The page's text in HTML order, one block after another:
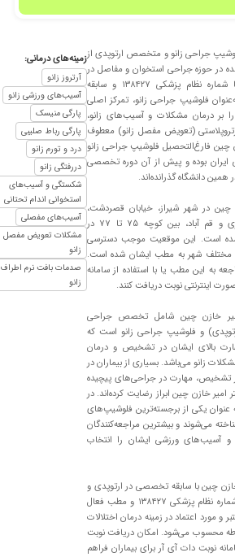
جراحی زانو و متخصص ارتوپدی از
در حوزه جراحی استخوان و مفاصل در
شیراز است. ایشان با شماره نظام پزشکی ۱۳۸۴۲۷ و سابقه
فلوشیپ جراحی زانو، تمرکز اصلی
بر درمان مشکلات و آسیب‌های زانو،
(تعویض مفصل زانو) معطوف
چین فارغ‌التحصیل فلوشیپ جراحی زانو
ایران بوده و پیش از آن دوره تخصصی
همین دانشگاه گذرانده‌اند.
در شهر شیراز، خیابان قصردشت،
حدفاصل چهارراه زرگری و قم آباد، بین کوچه ۷۵ تا ۷۷ در
شده است. این موقعیت موجب دسترسی
مختلف شهر به مطب ایشان شده است.
به این مطب یا با استفاده از سامانه
اینترنتی نوبت دریافت کنند.
خازن چین شامل تخصص جراحی
و فلوشیپ جراحی زانو است که
بالای ایشان در تشخیص و درمان
زانو می‌باشد. بسیاری از بیماران در
تشخیص، مهارت در جراحی‌های پیچیده
امیر خازن چین ابراز رضایت کرده‌اند. در
عنوان یکی از برجسته‌ترین فلوشیپ‌های
می‌شوند و بیشترین مراجعه‌کنندگان
و آسیب‌های ورزشی ایشان را انتخاب
چین با سابقه تخصصی در ارتوپدی و
فلوشیپ جراحی زانو، شماره نظام پزشکی ۱۳۸۴۲۷ و مطب فعال
و مورد اعتماد در زمینه درمان اختلالات
محسوب می‌شود. امکان دریافت نوبت
نوبت دات آی آر برای بیماران فراهم
زمینه‌های درمانی:
آرتروز زانو
آسیب‌های ورزشی زانو
پارگی منیسک
پارگی رباط صلیبی
درد و تورم زانو
دررفتگی زانو
شکستگی و آسیب‌های
استخوانی اندام تحتانی
آسیب‌های مفصلی
مشکلات تعویض مفصل
زانو
صدمات بافت نرم اطراف
زانو